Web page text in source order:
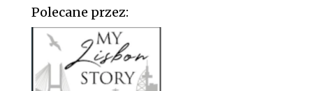
Polecane przez: